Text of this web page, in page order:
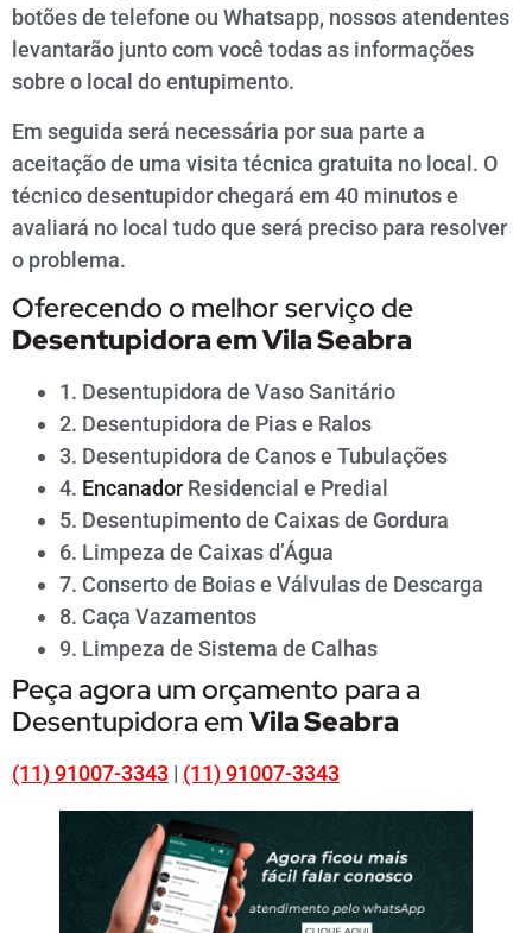
botões de telefone ou Whatsapp, nossos atendentes
levantarão junto com você todas as informações
sobre o local do entupimento.
Em seguida será necessária por sua parte a
aceitação de uma visita técnica gratuita no local. O
técnico desentupidor chegará em 40 minutos e
avaliará no local tudo que será preciso para resolver
o problema.
Oferecendo o melhor serviço de
Desentupidora emVila Seabra
1. Desentupidora de Vaso Sanitário
2. Desentupidora de Pias e Ralos
3. Desentupidora de Canos e Tubulações
4. EncanadorResidencial e Predial
5. Desentupimento de Caixas de Gordura
6. Limpeza de Caixas d’Água
7. Conserto de Boias e Válvulas de Descarga
8. Caça Vazamentos
9. Limpeza de Sistema de Calhas
Peça agora um orçamento para a
Desentupidora em Vila Seabra
(11) 91007-3343 | (11) 91007-3343